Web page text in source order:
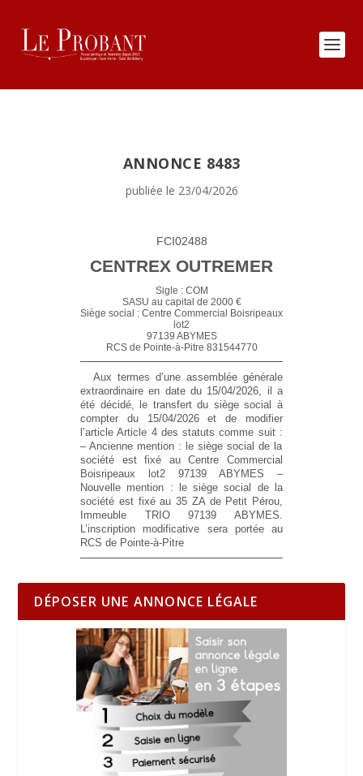
ANNONCE 8483
publiée le 23/04/2026
FCI02488
CENTREX OUTREMER
Sigle : COM
SASU au capital de 2000 €
Siège social : Centre Commercial Boisripeaux
lot2
97139 ABYMES
RCS de Pointe-à-Pitre 831544770
Aux termes d’une assemblée générale
extraordinaire en date du 15/04/2026, il a
été décidé, le transfert du siège social à
compter du 15/04/2026 et de modifier
l’article Article 4 des statuts comme suit :
– Ancienne mention : le siège social de la
société est fixé au Centre Commercial
Boisripeaux lot2 97139 ABYMES –
Nouvelle mention :
le siège social de la
société est fixé au 35 ZA de Petit Pérou,
Immeuble TRIO 97139 ABYMES.
L’inscription modificative sera portée au
RCS de Pointe-à-Pitre
DÉPOSER UNE ANNONCE LÉGALE